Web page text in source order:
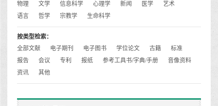
物理
文学 信息科学 心理学 新闻 医学
艺术
语言
哲学 宗教学 生命科学
按类型检索：
全部文献
电子期刊 电子图书 学位论文 古籍
标准
报告
会议 专利 报纸 参考工具书/字典/手册
音像资料
资讯
其他